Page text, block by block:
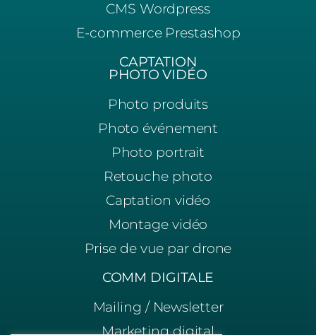
CMS Wordpress
E-commerce Prestashop
CAPTATION
PHOTO VIDÉO
Photo produits
Photo événement
Photo portrait
Retouche photo
Captation vidéo
Montage vidéo
Prise de vue par drone
COMM DIGITALE
Mailing / Newsletter
Marketing digital